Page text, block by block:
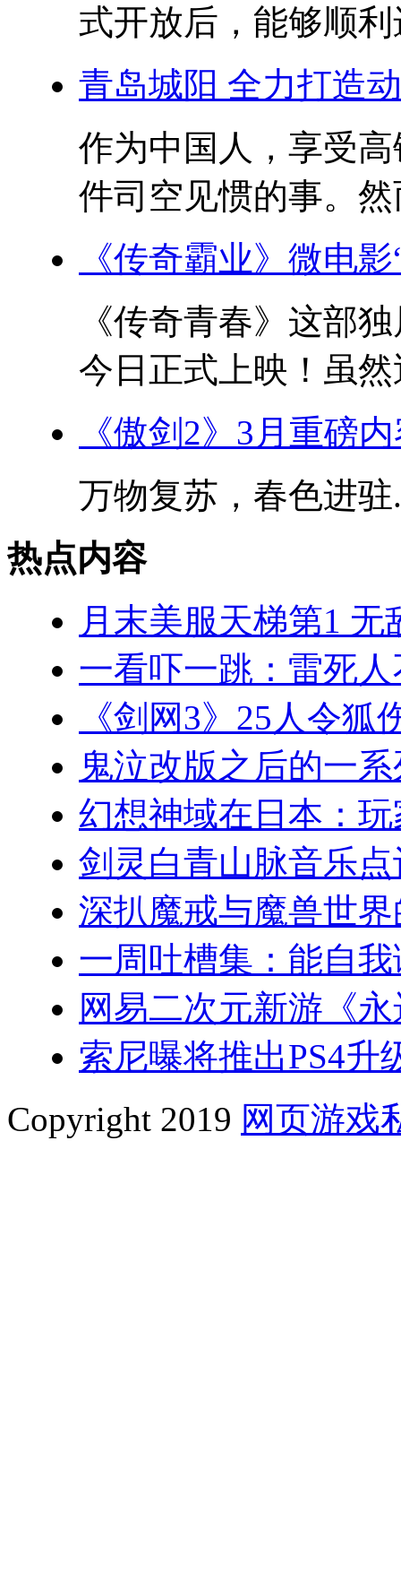
式开放后，能够顺
青岛城阳 全力打造
作为中国人，享受
件司空见惯的事。
《传奇霸业》微电
《传奇青春》这部
今日正式上映！虽
《傲剑2》3月重磅
万物复苏，春色进驻
热点内容
月末美服天梯第1 无
一看吓一跳：雷死
《剑网3》25人令狐
鬼泣改版之后的一
幻想神域在日本：
剑灵白青山脉音乐
深扒魔戒与魔兽世
一周吐槽集：能自
网易二次元新游《
索尼曝将推出PS4升
Copyright 2019 网页游戏